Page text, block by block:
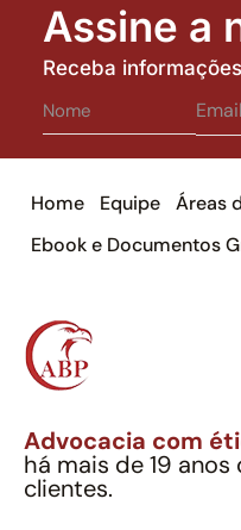
Assine a
Receba
Home Equipe Áreas
Ebook e Documentos
Advocacia com
há mais de 19
clientes.